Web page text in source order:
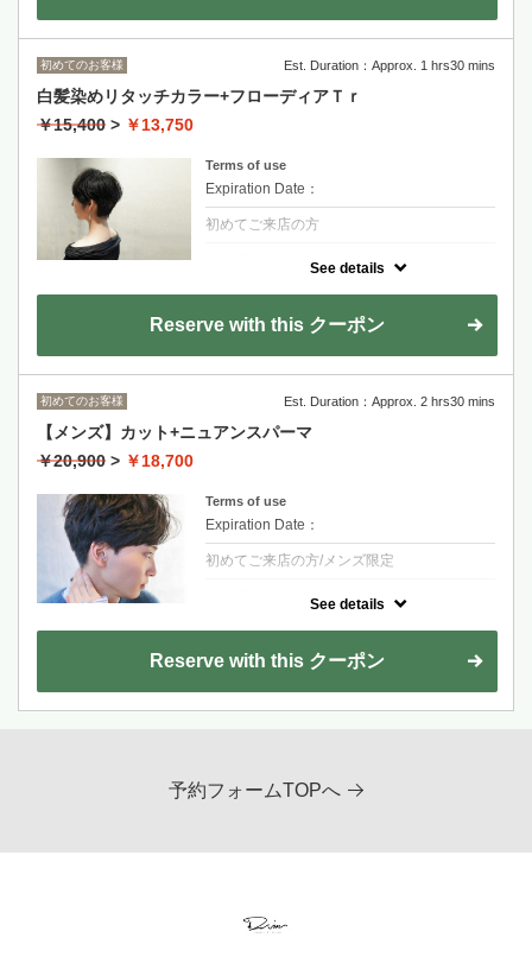
長度過鎖骨+1100~
初めてのお客様 Est. Duration：Approx. 1 hrs30 mins
白髪染めリタッチカラー+フローディアＴｒ
￥15,400 > ￥13,750
Terms of use
Expiration Date：
初めてご来店の方
金山永周+2200
See details
Reserve with this クーポン
初めてのお客様 Est. Duration：Approx. 2 hrs30 mins
【メンズ】カット+ニュアンスパーマ
￥20,900 > ￥18,700
Terms of use
Expiration Date：
初めてご来店の方/メンズ限定
ーマ
金山永周+2200
RYOHEI+2200
See details
Reserve with this クーポン
予約フォームTOPへ